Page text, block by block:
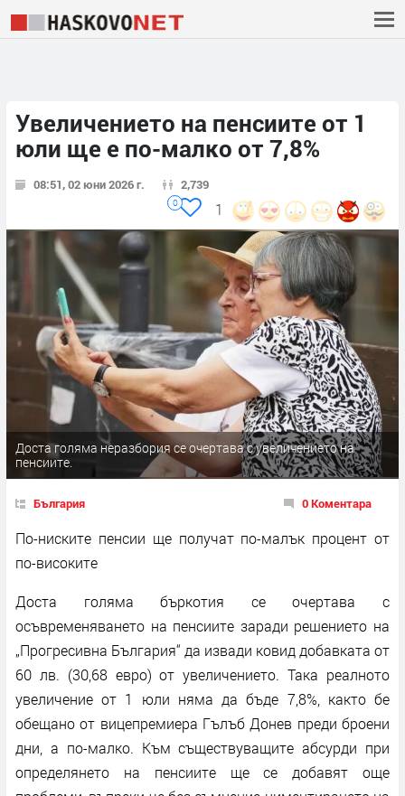
Увеличението на пенсиите от 1
юли ще е по-малко от 7,8%
08:51, 02 юни 2026 г. 2,739
1
0
Доста голяма неразбория се очертава с увеличението на
пенсиите.
България 0 Коментара
По-ниските пенсии ще получат по-малък процент от
по-високите
Доста голяма бъркотия се очертава с
осъвременяването на пенсиите заради решението на
„Прогресивна България“ да извади ковид добавката от
60 лв. (30,68 евро) от увеличението. Така реалното
увеличение от 1 юли няма да бъде 7,8%, както бе
обещано от вицепремиера Гълъб Донев преди броени
дни, а по-малко. Към съществуващите абсурди при
определянето на пенсиите ще се добавят още